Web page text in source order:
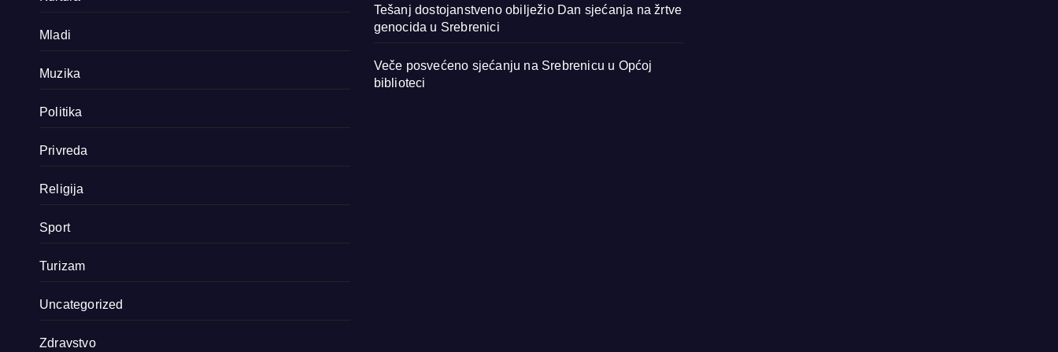
Mladi
Muzika
Politika
Privreda
Religija
Sport
Turizam
Uncategorized
Zdravstvo
Tešanj dostojanstveno obilježio Dan sjećanja na žrtve
genocida u Srebrenici
Veče posvećeno sjećanju na Srebrenicu u Općoj
biblioteci